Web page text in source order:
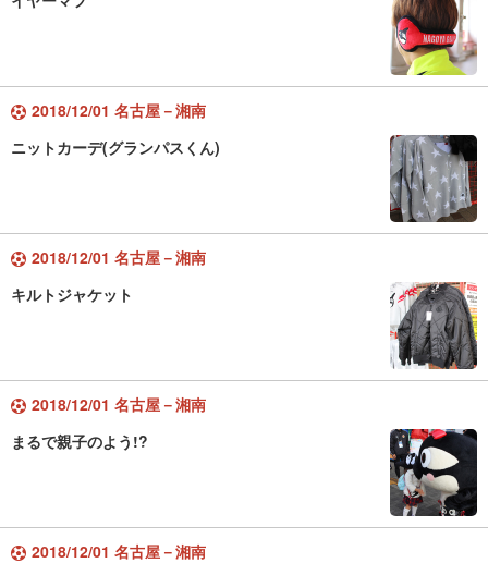
2018/12/01 名古屋－湘南
ニットカーデ(グランパスくん)
2018/12/01 名古屋－湘南
キルトジャケット
2018/12/01 名古屋－湘南
まるで親子のよう!?
2018/12/01 名古屋－湘南